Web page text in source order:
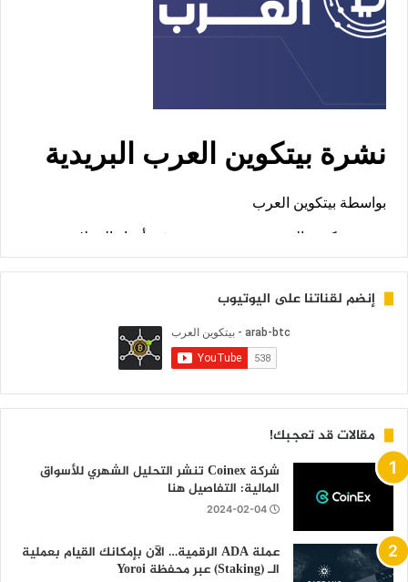
إنضم لقناتنا على اليوتيوب
مقالات قد تعجبك!
شركة Coinex تنشر التحليل الشهري للأسواق
المالية: التفاصيل هنا
2024-02-04
عملة ADA الرقمية… الآن بإمكانك القيام بعملية
الـ (Staking) عبر محفظة Yoroi